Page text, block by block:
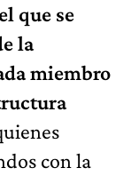
que se
la
miembro
con la